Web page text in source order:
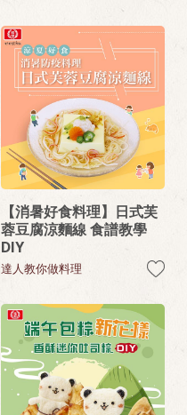
【消暑好食料理】日式芙
蓉豆腐涼麵線 食譜教學
DIY
達人教你做料理